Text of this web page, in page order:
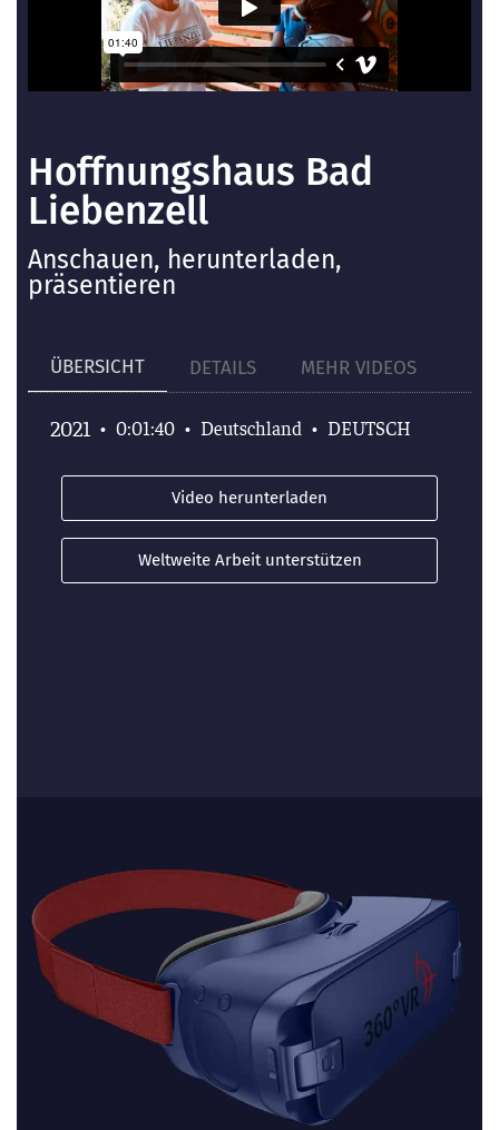
Hoffnungshaus Bad
Liebenzell
Anschauen, herunterladen,
präsentieren
ÜBERSICHT DETAILS MEHR VIDEOS
2021 • 0:01:40 • Deutschland • DEUTSCH
Video herunterladen
Weltweite Arbeit unterstützen